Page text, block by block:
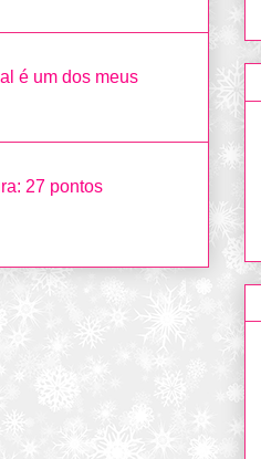
é um dos meus
27 pontos